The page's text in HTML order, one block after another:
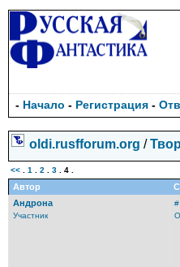
- Начало - Регистрация -
oldi.rusfforum.org /
<< 1 2 3 4
Автор
Андрона
Участник
#